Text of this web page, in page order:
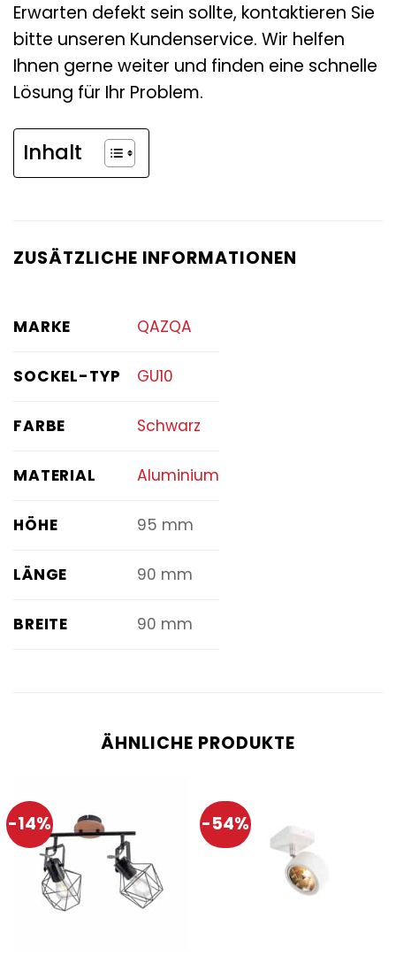
Erwarten defekt sein sollte, kontaktieren Sie
bitte unseren Kundenservice. Wir helfen
Ihnen gerne weiter und finden eine schnelle
Lösung für Ihr Problem.
Inhalt
ZUSÄTZLICHE INFORMATIONEN
MARKE QAZQA
SOCKEL-TYP GU10
FARBE Schwarz
MATERIAL Aluminium
HÖHE 95 mm
LÄNGE 90 mm
BREITE 90 mm
ÄHNLICHE PRODUKTE
-14% -54%